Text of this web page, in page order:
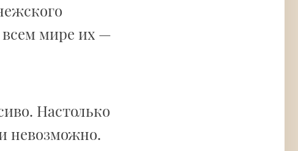
всем мире их —
Настолько
невозможно.